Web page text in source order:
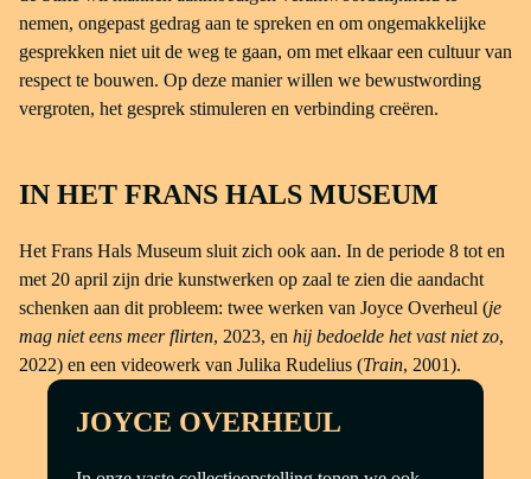
nemen, ongepast gedrag aan te spreken en om ongemakkelijke
gesprekken niet uit de weg te gaan, om met elkaar een cultuur van
respect te bouwen. Op deze manier willen we bewustwording
vergroten, het gesprek stimuleren en verbinding creëren.
IN HET FRANS HALS MUSEUM
Het Frans Hals Museum sluit zich ook aan. In de periode 8 tot en
met 20 april zijn drie kunstwerken op zaal te zien die aandacht
schenken aan dit probleem: twee werken van Joyce Overheul (je
mag niet eens meer flirten, 2023, en hij bedoelde het vast niet zo,
2022) en een videowerk van Julika Rudelius (Train, 2001).
JOYCE OVERHEUL